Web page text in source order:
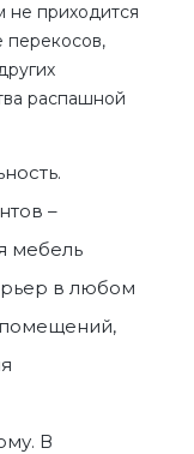
не приходится
перекосов,
распашной
–
мебель
в любом
помещений,
В